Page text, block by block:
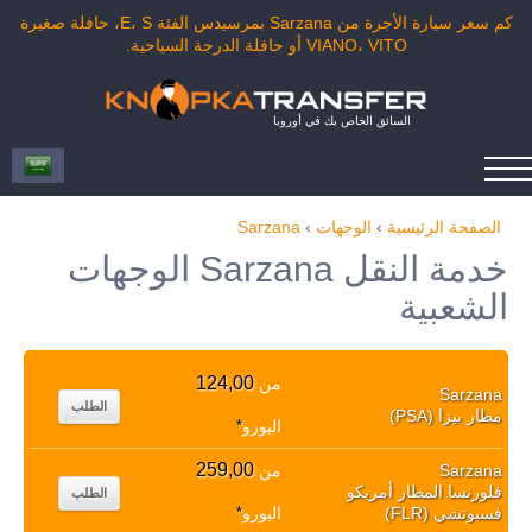
كم سعر سيارة الأجرة من Sarzana بمرسيدس الفئة E، S، حافلة صغيرة
VIANO، VITO أو حافلة الدرجة السياحية.
السائق الخاص بك في أوروبا
الصفحة الرئيسية › الوجهات ›
Sarzana
خدمة النقل Sarzana الوجهات
الشعبية
Sarzana
مطار بيزا (PSA)
من124,00
اليورو*
الطلب
Sarzana
فلورنسا المطار أمريكو
فسبوتشي (FLR)
من259,00
اليورو*
الطلب